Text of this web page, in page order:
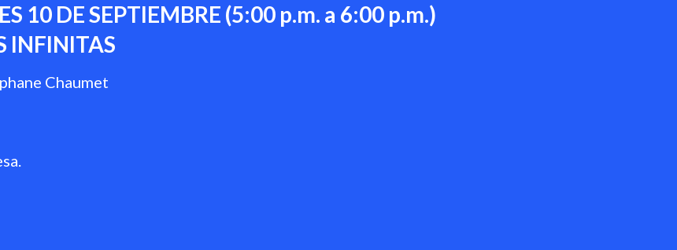
10 DE SEPTIEMBRE (5:00 p.m. a 6:00 p.m.)
INFINITAS
Chaumet
.